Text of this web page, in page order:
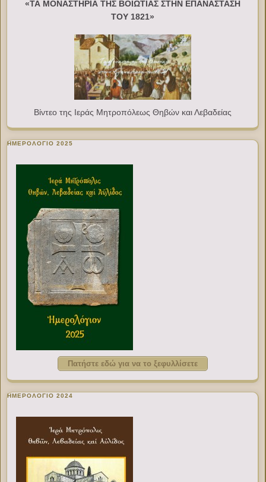
«ΤΑ ΜΟΝΑΣΤΗΡΙΑ ΤΗΣ ΒΟΙΩΤΙΑΣ ΣΤΗΝ ΕΠΑΝΑΣΤΑΣΗ
ΤΟΥ 1821»
Βίντεο της Ιεράς Μητροπόλεως Θηβών και Λεβαδείας
ΗΜΕΡΟΛΟΓΙΟ 2025
Πατήστε εδώ για να το ξεφυλλίσετε
ΗΜΕΡΟΛΟΓΙΟ 2024